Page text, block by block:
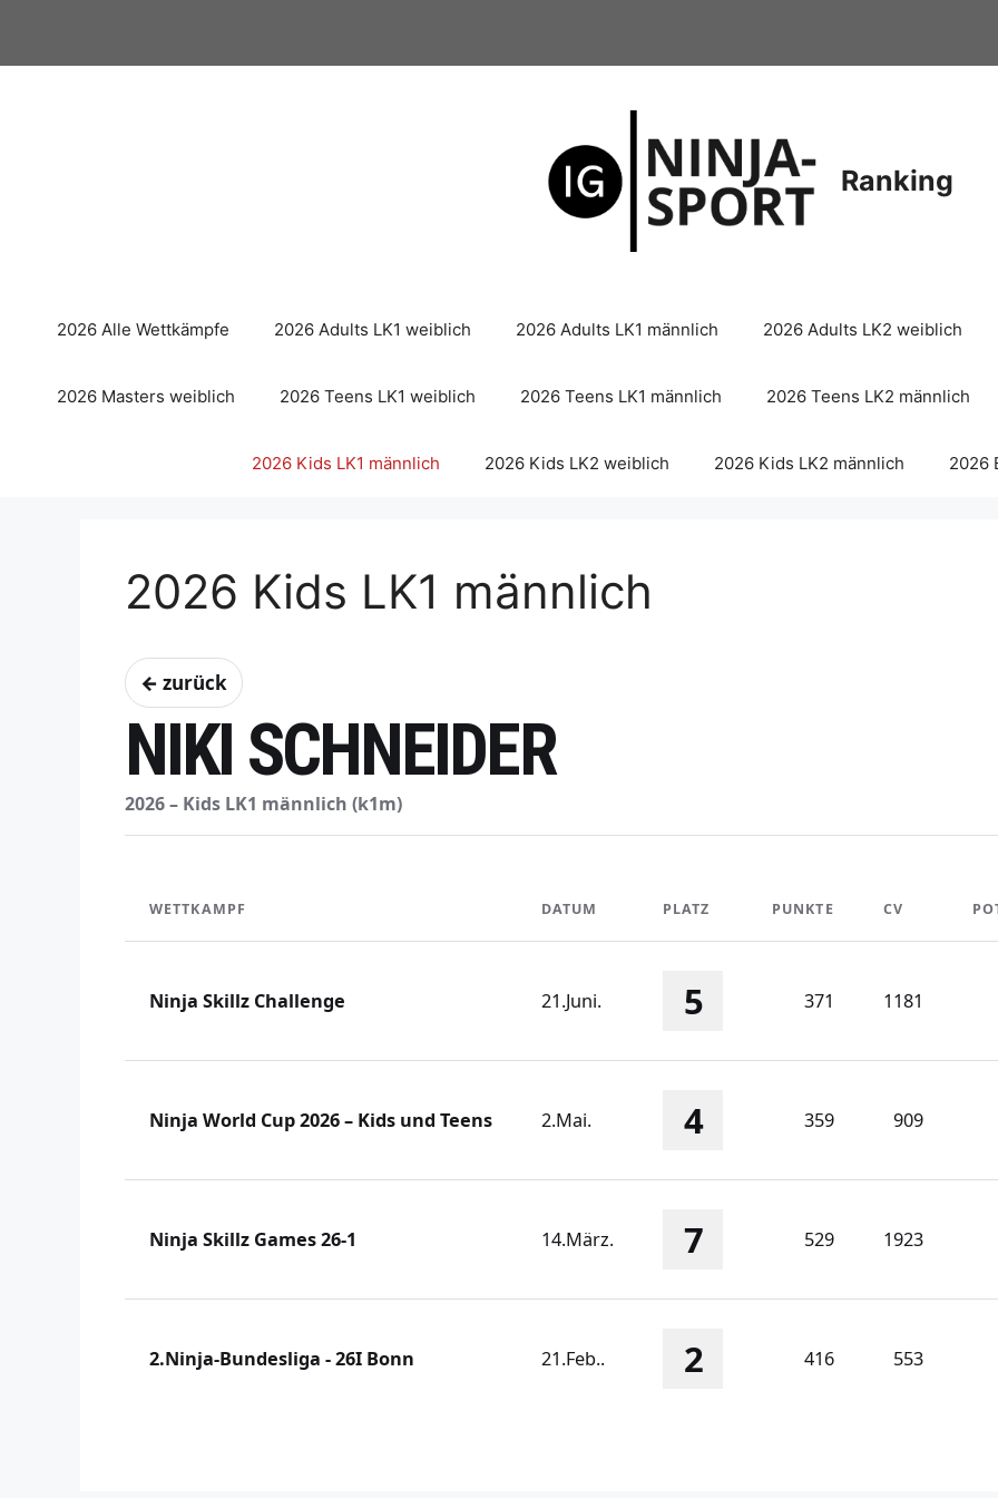
springen
Ranking
2026 Alle Wettkämpfe 2026 Adults LK1 weiblich 2026 Adults LK1 männlich 2026 Adults LK2 weiblich
2026 Masters weiblich 2026 Teens LK1 weiblich 2026 Teens LK1 männlich 2026 Teens LK2 männlich
2026 Kids LK1 männlich 2026 Kids LK2 weiblich 2026 Kids LK2 männlich 2026
2026 Kids LK1 männlich
← zurück
NIKI SCHNEIDER
2026 – Kids LK1 männlich (k1m)
WETTKAMPF DATUM PLATZ PUNKTE CV
Ninja Skillz Challenge 21.Juni. 5 371 1181
Ninja World Cup 2026 – Kids und Teens 2.Mai. 4 359 909
Ninja Skillz Games 26-1 14.März. 7 529 1923
2.Ninja-Bundesliga - 26I Bonn 21.Feb.. 2 416 553